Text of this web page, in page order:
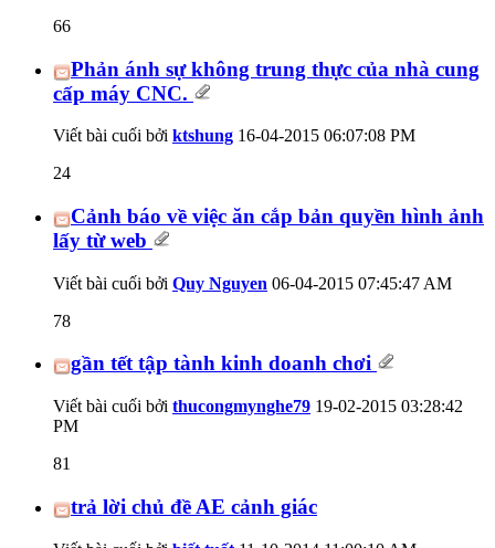
66
Phản ánh sự không trung thực của nhà cung
cấp máy CNC.
Viết bài cuối bởi ktshung 16-04-2015 06:07:08 PM
24
Cảnh báo về việc ăn cắp bản quyền hình ảnh
lấy từ web
Viết bài cuối bởi Quy Nguyen 06-04-2015 07:45:47 AM
78
gần tết tập tành kinh doanh chơi
Viết bài cuối bởi thucongmynghe79 19-02-2015 03:28:42
PM
81
trả lời chủ đề AE cảnh giác